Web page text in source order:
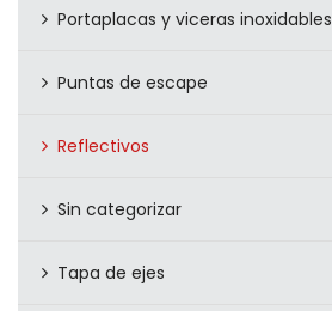
Portaplacas y viceras inoxidables
Puntas de escape
Reflectivos
Sin categorizar
Tapa de ejes